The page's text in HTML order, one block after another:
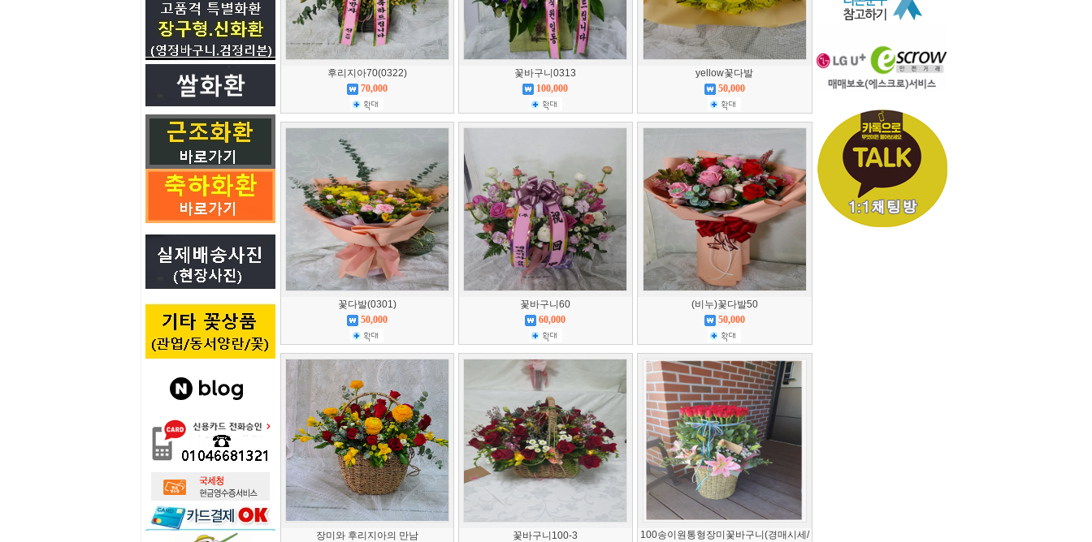
후리지아70(0322)
70,000
꽃바구니0313
100,000
yellow꽃다발
50,000
꽃다발(0301)
50,000
꽃바구니60
60,000
(비누)꽃다발50
50,000
장미와 후리지아의 만남
꽃바구니100-3
100송이원통형장미꽃바구니(경매시세/